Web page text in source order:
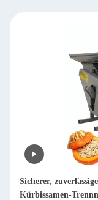
Schleifmaschine für